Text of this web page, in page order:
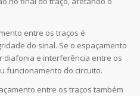
entre os traços é
do sinal. Se o espaçamento
diafonia e interferência entre os
funcionamento do circuito.
entre os traços também